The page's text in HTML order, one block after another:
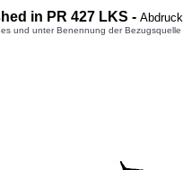
in PR 427 LKS -
unter Benennung der